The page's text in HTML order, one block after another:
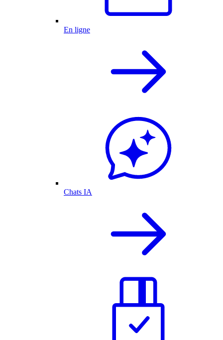
En ligne
Chats IA